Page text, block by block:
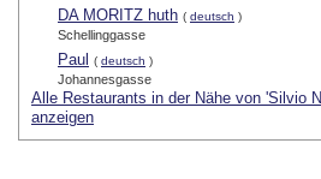
DA MORITZ huth ( deutsch )
Schellinggasse
Paul ( deutsch )
Johannesgasse
Alle Restaurants in der Nähe von 'Silvio
anzeigen